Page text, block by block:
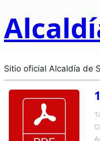
Sitio oficial Alcaldía de